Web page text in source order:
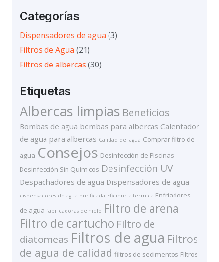
Categorías
Dispensadores de agua (3)
Filtros de Agua (21)
Filtros de albercas (30)
Etiquetas
Albercas limpias Beneficios
Bombas de agua bombas para albercas Calentador
de agua para albercas Calidad del agua Comprar filtro de
agua Consejos Desinfección de Piscinas
Desinfección Sin Químicos Desinfección UV
Despachadores de agua Dispensadores de agua
dispensadores de agua purificada Eficiencia termica Enfriadores
de agua fabricadoras de hielo Filtro de arena
Filtro de cartucho Filtro de
diatomeas Filtros de agua Filtros
de agua de calidad filtros de sedimentos Filtros